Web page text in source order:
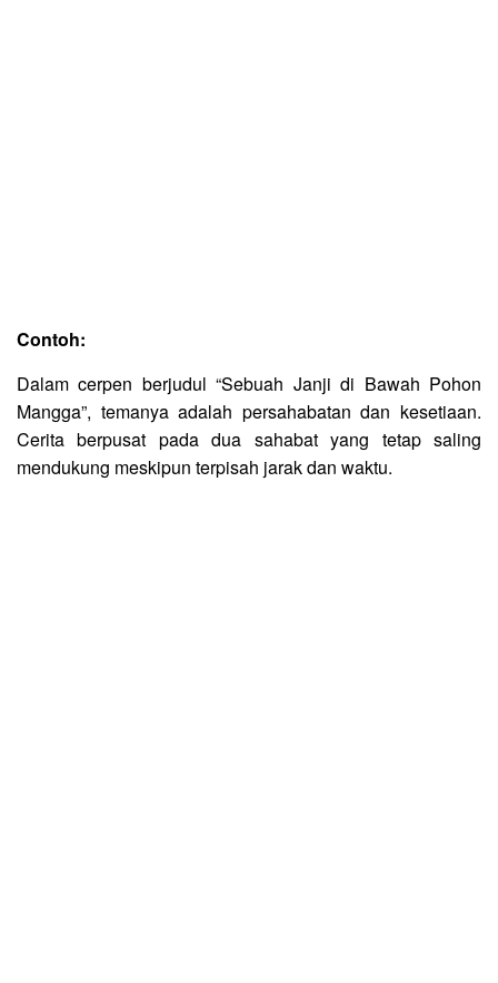
Contoh:
Dalam cerpen berjudul “Sebuah Janji di Bawah Pohon
Mangga”, temanya adalah persahabatan dan kesetiaan.
Cerita berpusat pada dua sahabat yang tetap saling
mendukung meskipun terpisah jarak dan waktu.